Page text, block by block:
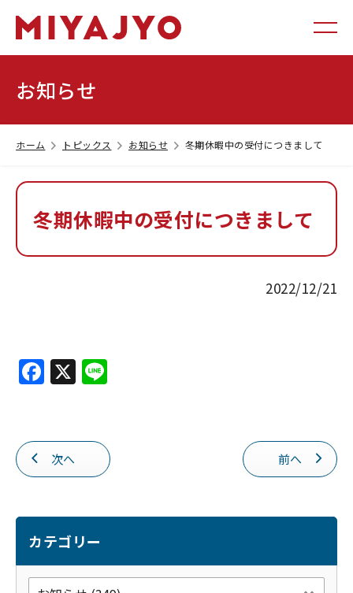
お知らせ
ホーム トピックス お知らせ 冬期休暇中の受付につきまして
冬期休暇中の受付につきまして
2022/12/21
F
e
b
o
k
X
次へ 前へ
カテゴリー